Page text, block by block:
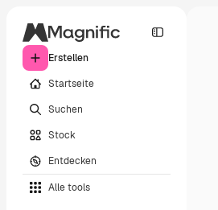
Erstellen
Startseite
Suchen
Stock
Entdecken
Alle tools